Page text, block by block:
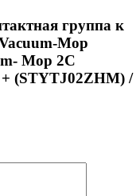
группа к
Mop
Mop 2C
(STYTJ02ZHM) /